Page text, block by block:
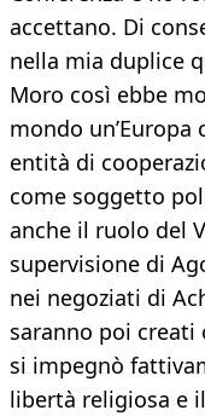
accettano. Di
nella mia duplice
Moro così ebbe
mondo
entità di
come soggetto
anche il ruolo del
supervisione di
nei negoziati di
saranno poi creati
si impegnò
libertà religiosa e